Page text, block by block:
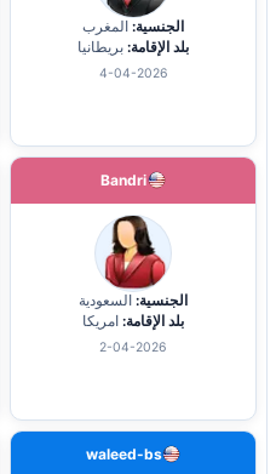
الجنسية: المغرب
بلد الإقامة: بريطانيا
4-04-2026
Bandri
الجنسية: السعودية
بلد الإقامة: امريكا
2-04-2026
waleed-bs